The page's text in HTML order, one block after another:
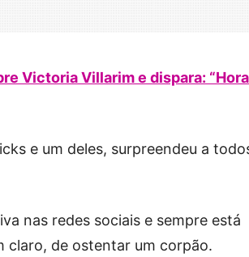
Victoria Villarim e dispara:
e um deles, surpreendeu a
nas redes sociais e sempre está
claro, de ostentar um corpão.